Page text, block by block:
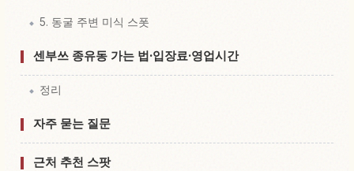
5. 동굴 주변 미식 스폿
센부쓰 종유동 가는 법·입장료·영업시간
정리
자주 묻는 질문
근처 추천 스팟